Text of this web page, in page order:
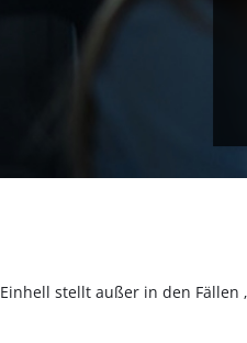
Einhell stellt außer in den Fällen